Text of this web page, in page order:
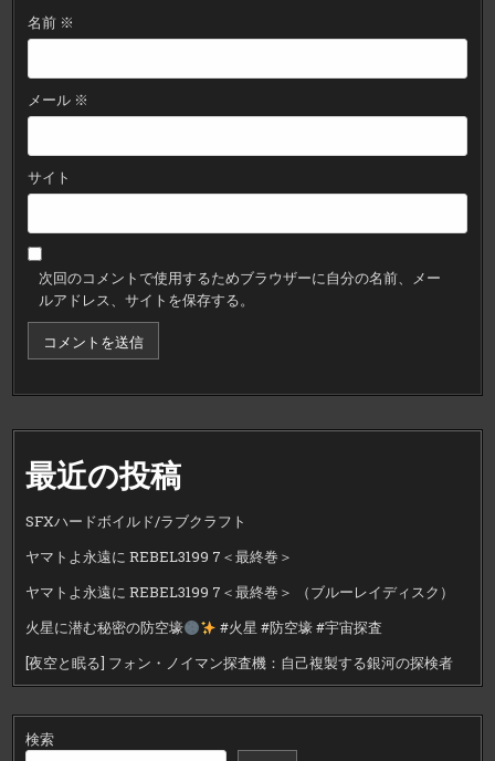
名前 ※
メール ※
サイト
次回のコメントで使用するためブラウザーに自分の名前、メー
ルアドレス、サイトを保存する。
最近の投稿
SFXハードボイルド/ラブクラフト
ヤマトよ永遠に REBEL3199 7＜最終巻＞
ヤマトよ永遠に REBEL3199 7＜最終巻＞ （ブルーレイディスク）
火星に潜む秘密の防空壕
#火星 #防空壕 #宇宙探査
[夜空と眠る] フォン・ノイマン探査機：自己複製する銀河の探検者
検索